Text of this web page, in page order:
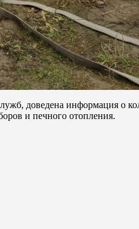
доведена информация о
и печного отопления.